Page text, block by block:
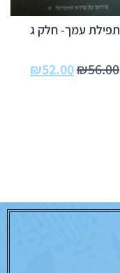
תפילת עמך- חלק ג
₪56.00
₪52.00